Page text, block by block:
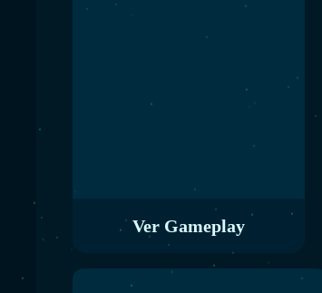
Ver Gameplay